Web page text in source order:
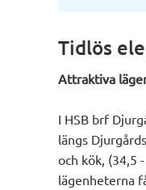
Tidlös
Attraktiva
I HSB brf
längs
och kök, (34,5
lägenheterna